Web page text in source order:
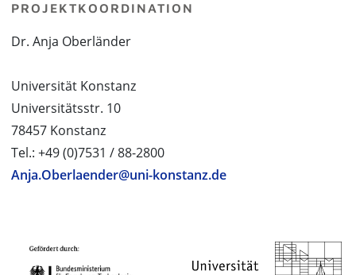
PROJEKTKOORDINATION
Dr. Anja Oberländer
Universität Konstanz
Universitätsstr. 10
78457 Konstanz
Tel.: +49 (0)7531 / 88-2800
Anja.Oberlaender@uni-konstanz.de